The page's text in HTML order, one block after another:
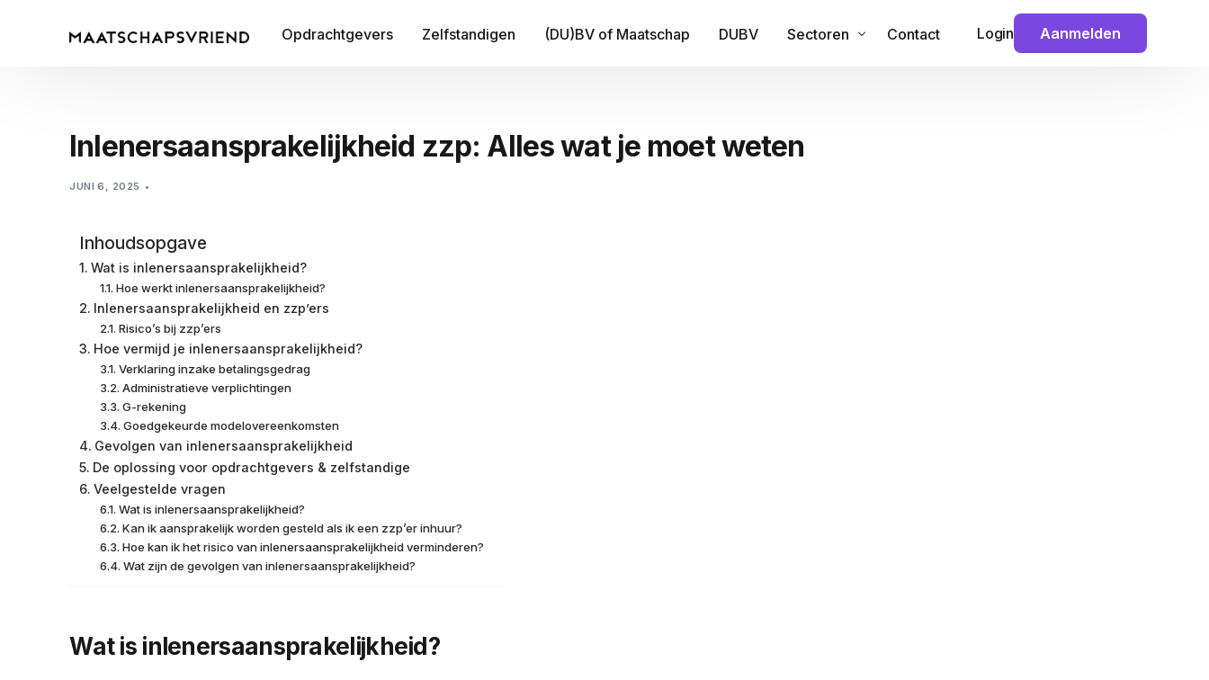
Opdrachtgevers Zelfstandigen (DU)BV of Maatschap DUBV Sectoren
Beveiliging
Contact Login Aanmelden
Inlenersaansprakelijkheid zzp: Alles wat je moet weten
JUNI 6, 2025
Inhoudsopgave
Wat is inlenersaansprakelijkheid?
Hoe werkt inlenersaansprakelijkheid?
Inlenersaansprakelijkheid en zzp’ers
Risico’s bij zzp’ers
Hoe vermijd je inlenersaansprakelijkheid?
Verklaring inzake betalingsgedrag
Administratieve verplichtingen
G-rekening
Goedgekeurde modelovereenkomsten
Gevolgen van inlenersaansprakelijkheid
De oplossing voor opdrachtgevers & zelfstandige
Veelgestelde vragen
Wat is inlenersaansprakelijkheid?
Kan ik aansprakelijk worden gesteld als ik een zzp’er inhuur?
Hoe kan ik het risico van inlenersaansprakelijkheid verminderen?
Wat zijn de gevolgen van inlenersaansprakelijkheid?
Wat is inlenersaansprakelijkheid?